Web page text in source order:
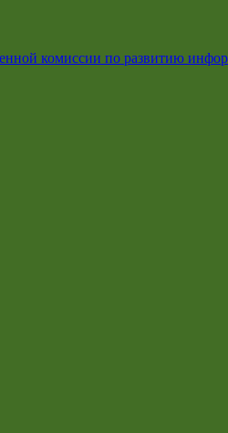
комиссии по развитию